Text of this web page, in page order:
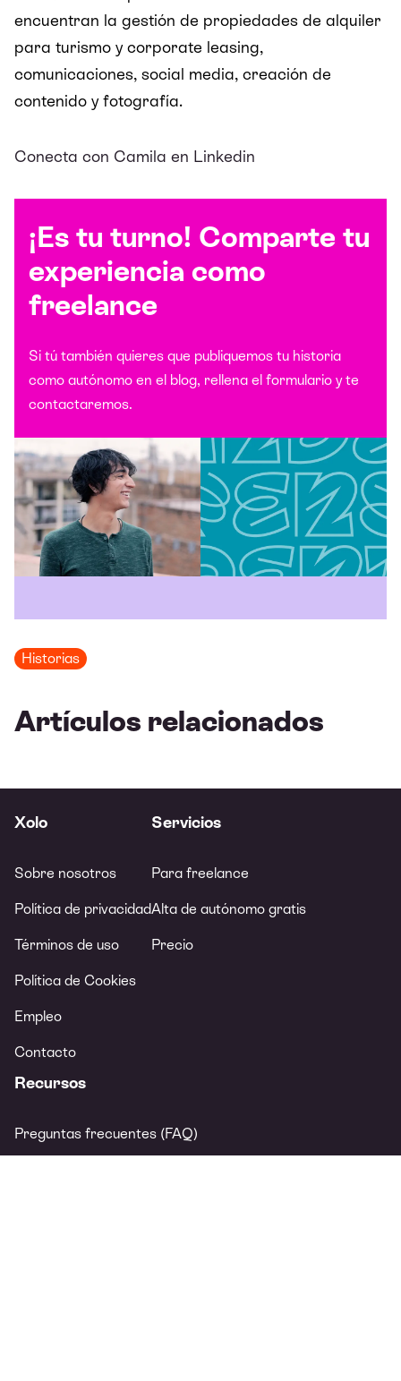
encuentran la gestión de propiedades de alquiler
para turismo y corporate leasing,
comunicaciones, social media, creación de
contenido y fotografía.
Conecta con Camila en Linkedin
¡Es tu turno! Comparte tu
experiencia como
freelance
Si tú también quieres que publiquemos tu historia
como autónomo en el blog, rellena el formulario y te
contactaremos.
Historias
Artículos relacionados
Xolo
Sobre nosotros
Política de privacidad
Términos de uso
Política de Cookies
Empleo
Contacto
Servicios
Para freelance
Alta de autónomo gratis
Precio
Recursos
Preguntas frecuentes (FAQ)